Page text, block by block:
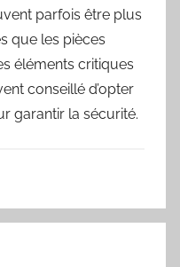
parfois être plus
que les pièces
éléments critiques
conseillé d’opter
garantir la sécurité.